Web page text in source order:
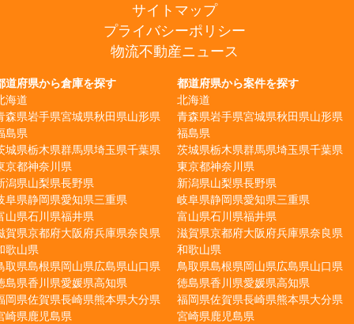
サイトマップ
プライバシーポリシー
物流不動産ニュース
道府県から倉庫を探す
海道
森県岩手県宮城県秋田県山形県
島県
城県栃木県群馬県埼玉県千葉県
京都神奈川県
潟県山梨県長野県
阜県静岡県愛知県三重県
山県石川県福井県
賀県京都府大阪府兵庫県奈良県
歌山県
取県島根県岡山県広島県山口県
島県香川県愛媛県高知県
岡県佐賀県長崎県熊本県大分県
崎県鹿児島県
都道府県から案件を探す
北海道
青森県岩手県宮城県秋田県山形県
福島県
茨城県栃木県群馬県埼玉県千葉県
東京都神奈川県
新潟県山梨県長野県
岐阜県静岡県愛知県三重県
富山県石川県福井県
滋賀県京都府大阪府兵庫県奈良県
和歌山県
鳥取県島根県岡山県広島県山口県
徳島県香川県愛媛県高知県
福岡県佐賀県長崎県熊本県大分県
宮崎県鹿児島県